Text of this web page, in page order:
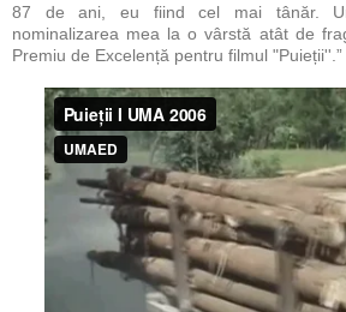
87 de ani, eu fiind cel mai tânăr.
nominalizarea mea la o vârstă atât de
Premiu de Excelență pentru filmul "Puieții''.”